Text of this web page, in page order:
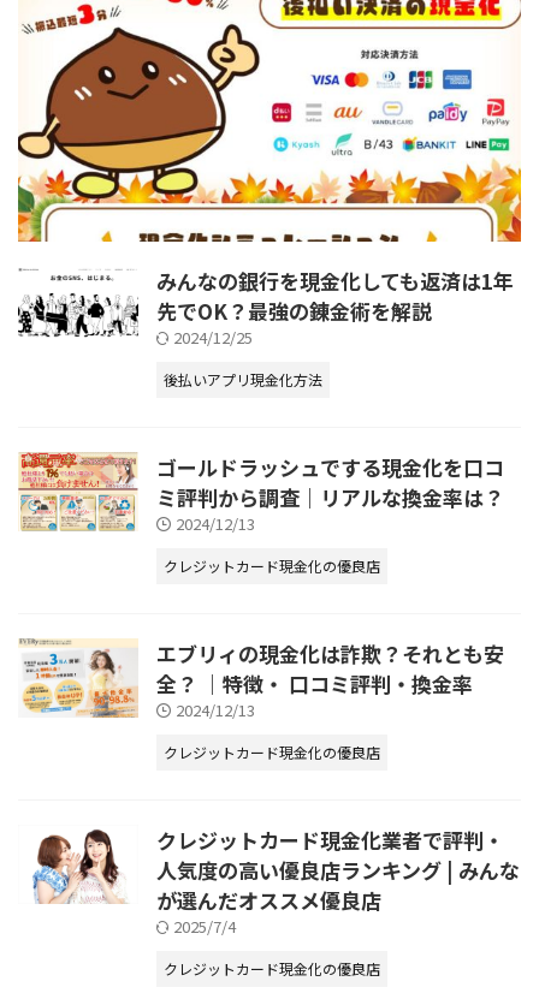
みんなの銀行を現金化しても返済は1年
先でOK？最強の錬金術を解説
2024/12/25
後払いアプリ現金化方法
ゴールドラッシュでする現金化を口コ
ミ評判から調査｜リアルな換金率は？
2024/12/13
クレジットカード現金化の優良店
エブリィの現金化は詐欺？それとも安
全？ ｜特徴・ 口コミ評判・換金率
2024/12/13
クレジットカード現金化の優良店
クレジットカード現金化業者で評判・
人気度の高い優良店ランキング | みんな
が選んだオススメ優良店
2025/7/4
クレジットカード現金化の優良店